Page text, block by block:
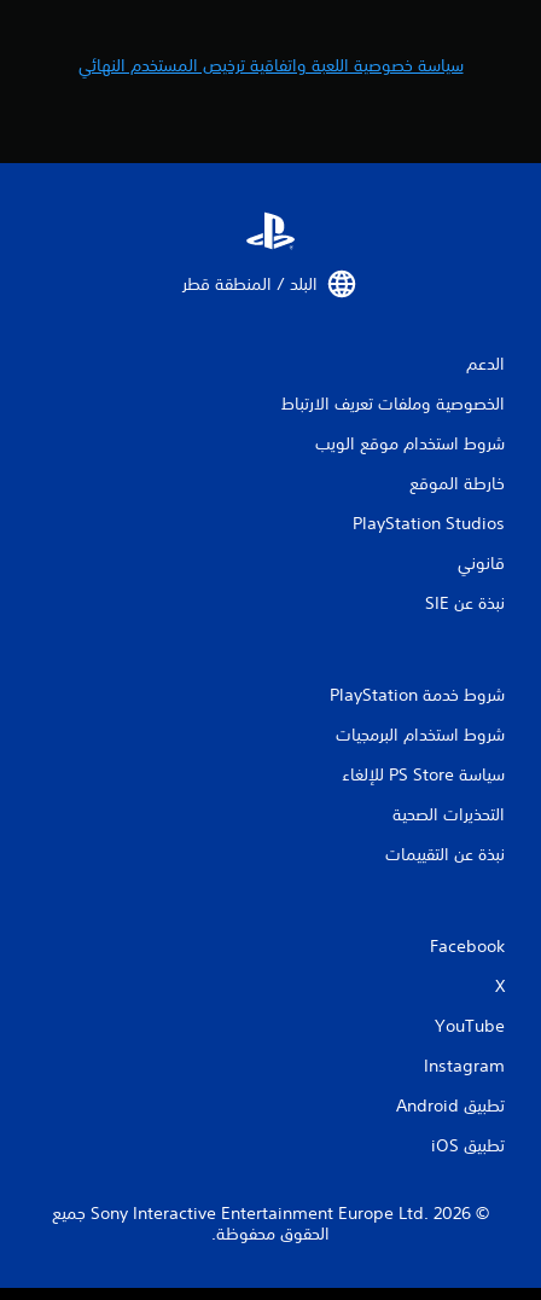
ت
سياسة خصوصية اللعبة واتفاقية ترخيص المستخدم النهائي
البلد / المنطقة قطر‏
الدعم
الخصوصية وملفات تعريف الارتباط
شروط استخدام موقع الويب
خارطة الموقع
PlayStation Studios
قانوني
نبذة عن SIE‏
شروط خدمة PlayStation‏
شروط استخدام البرمجيات
سياسة PS Store للإلغاء
التحذيرات الصحية
نبذة عن التقييمات
Facebook
X
YouTube
Instagram
تطبيق Android‏
تطبيق iOS‏
‏© 2026 Sony Interactive Entertainment Europe Ltd.‎ جميع
الحقوق محفوظة.